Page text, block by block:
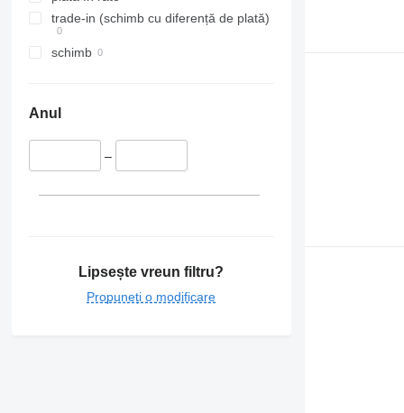
trade-in (schimb cu diferență de plată)
schimb
Anul
–
Lipsește vreun filtru?
Propuneți o modificare